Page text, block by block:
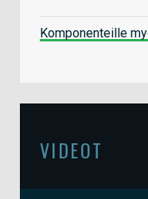
Komponenteille
VIDEOT